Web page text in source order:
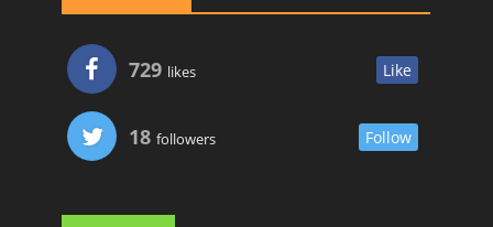
729 likes Like
18 followers Follow